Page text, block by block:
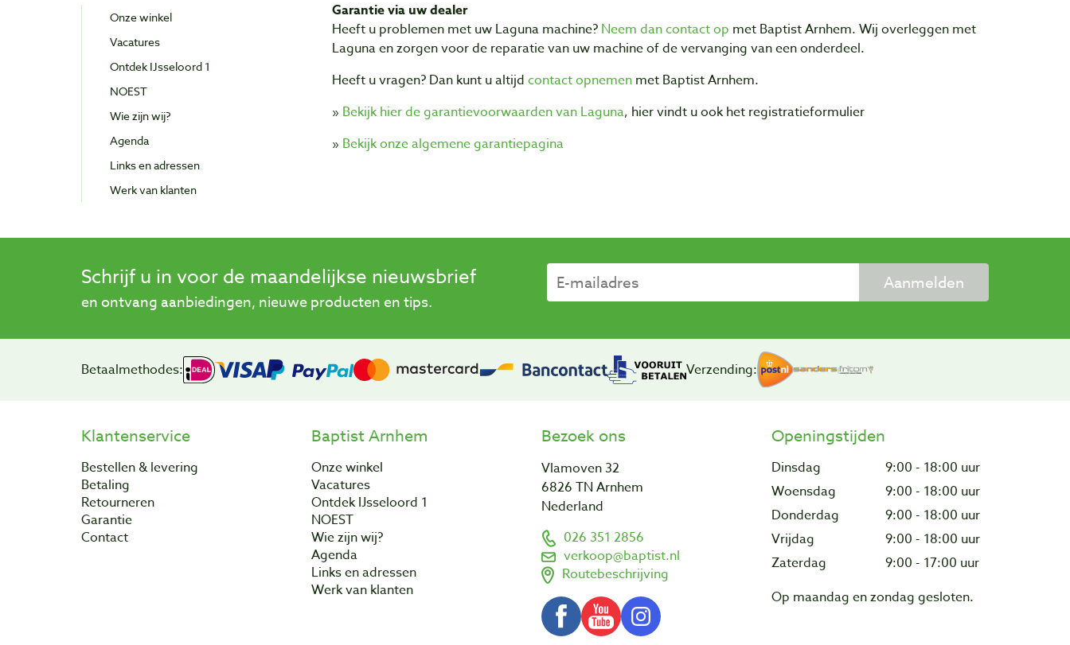
Onze winkel
Vacatures
Ontdek IJsseloord 1
NOEST
Wie zijn wij?
Agenda
Links en adressen
Werk van klanten
Garantie via uw dealer
Heeft u problemen met uw Laguna machine? Neem dan contact op met Baptist Arnhem. Wij overleggen met
Laguna en zorgen voor de reparatie van uw machine of de vervanging van een onderdeel.
Heeft u vragen? Dan kunt u altijd contact opnemen met Baptist Arnhem.
» Bekijk hier de garantievoorwaarden van Laguna, hier vindt u ook het registratieformulier
» Bekijk onze algemene garantiepagina
Schrijf u in voor de maandelijkse nieuwsbrief
en ontvang aanbiedingen, nieuwe producten en tips.
Aanmelden
Betaalmethodes: Verzending:
Klantenservice
Bestellen & levering
Betaling
Retourneren
Garantie
Contact
Baptist Arnhem
Onze winkel
Vacatures
Ontdek IJsseloord 1
NOEST
Wie zijn wij?
Agenda
Links en adressen
Werk van klanten
Bezoek ons
Vlamoven 32
6826 TN Arnhem
Nederland
026 351 2856
verkoop@baptist.nl
Routebeschrijving
Openingstijden
Dinsdag
9:00 - 18:00 uur
Woensdag
9:00 - 18:00 uur
Donderdag
9:00 - 18:00 uur
Vrijdag
9:00 - 18:00 uur
Zaterdag
9:00 - 17:00 uur
Op maandag en zondag gesloten.